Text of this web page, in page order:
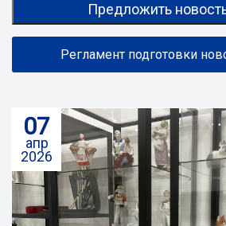
07
апр
2026
Предложить
Регламент подготовки